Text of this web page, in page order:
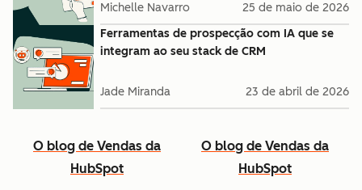
Michelle Navarro
25 de maio de 2026
Ferramentas de prospecção com IA que se
integram ao seu stack de CRM
Jade Miranda 23 de abril de 2026
O blog de Vendas da
HubSpot
O blog de Vendas da
HubSpot